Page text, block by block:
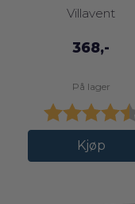
Villavent
368,-
På lager
Karakter:
Kjøp